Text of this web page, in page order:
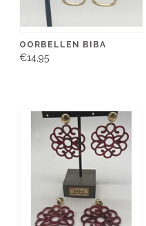
OORBELLEN BIBA
€14,95